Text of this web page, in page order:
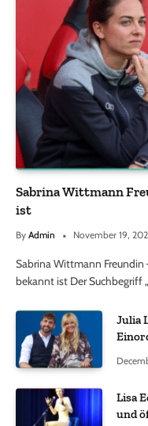
Sabrina Wittmann
ist
By Admin November 19,
Sabrina Wittmann Freundin
bekannt ist Der Suchbegriff
Julia
Lisa
und